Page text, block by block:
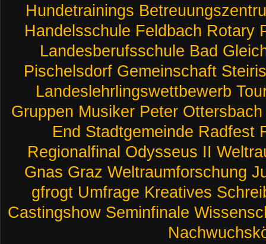
Hundetrainings
Handelsschule Feldbach Rotary
Landesberufsschule Bad
Pischelsdorf Gemeinschaft
Landeslehrlingswettbewerb
Gruppen Musiker Peter Ottersbach
End Stadtgemeinde Radfest
Regionalfinal Odysseus II
Gnas Graz Weltraumforschung
gfrogt Umfrage Kreatives
Castingshow Seminfinale